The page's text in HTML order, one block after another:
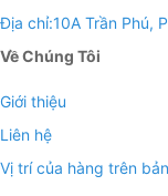
Địa chỉ:10A Trần Phú,
Về Chúng Tôi
Giới thiệu
Liên hệ
Vị trí của hàng trên